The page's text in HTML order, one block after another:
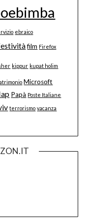
ebraico
film Firefox
kippur kupat holim
Microsoft
Papà Poste Italiane
terrorismo vacanza